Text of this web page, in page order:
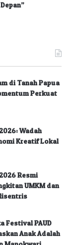
di Tanah Papua
Perkuat
Wadah
Kreatif Lokal
Resmi
UMKM dan
Festival PAUD
Anak Adalah